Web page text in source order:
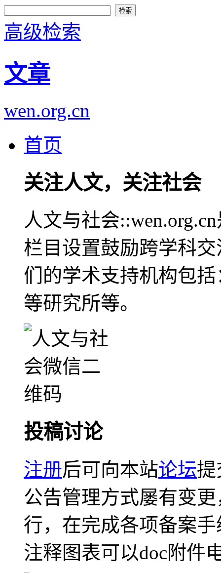
高级检索
文章
wen.org.cn
首页
关注人文，关注社会
人文与社会
栏目设置鼓励跨学科
们的学术支持机构包
等研究所等。
投稿讨论
注册后可向本站论坛提
公告管理方式屡有变
行，在完成各项备案
注释图表可以doc附件